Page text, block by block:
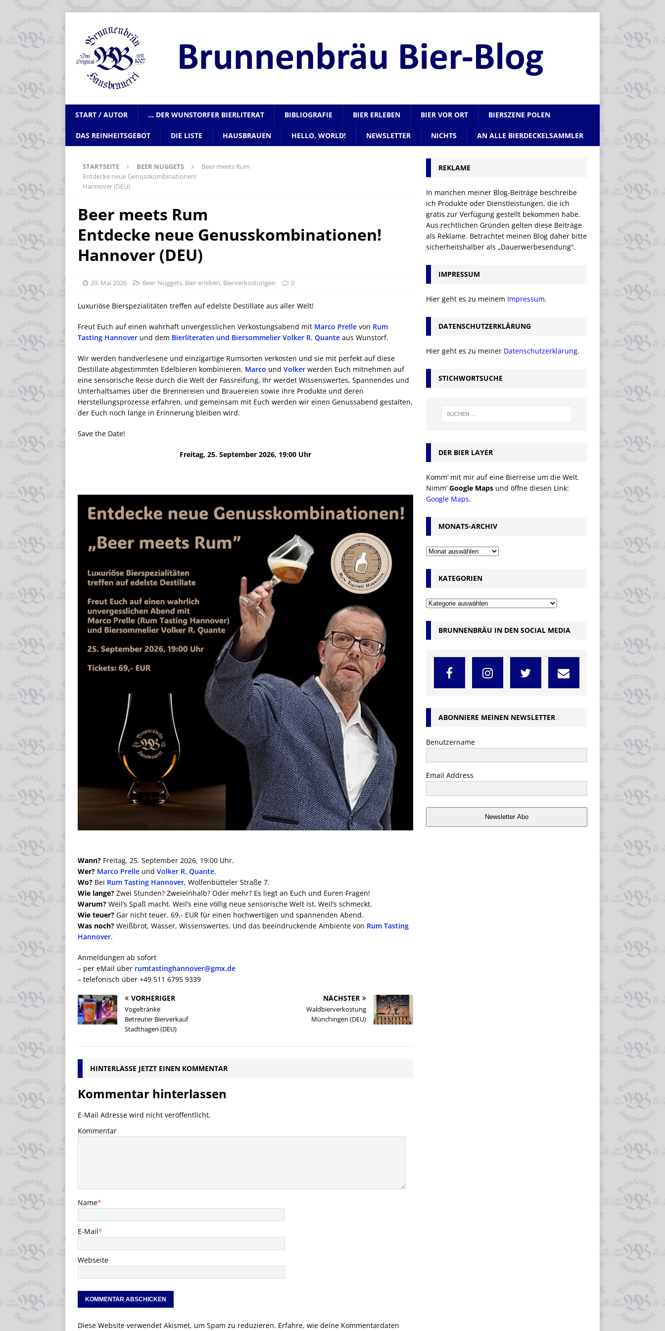
START / AUTOR … DER WUNSTORFER BIERLITERAT BIBLIOGRAFIE BIER ERLEBEN BIER VOR ORT BIERSZENE POLEN
DAS REINHEITSGEBOT DIE LISTE HAUSBRAUEN HELLO, WORLD! NEWSLETTER NICHTS AN ALLE BIERDECKELSAMMLER
STARTSEITE BEER NUGGETS
Beer meets Rum
Entdecke neue Genusskombinationen!
Hannover (DEU)
Beer meets Rum
Entdecke neue Genusskombinationen!
Hannover (DEU)
29. Mai 2026 Beer Nuggets, Bier erleben, Bierverkostungen 0
Luxuriöse Bierspezialitäten treffen auf edelste Destillate aus aller Welt!
Freut Euch auf einen wahrhaft unvergesslichen Verkostungsabend mit Marco Prelle von Rum
Tasting Hannover und dem Bierliteraten und Biersommelier Volker R. Quante aus Wunstorf.
Wir werden handverlesene und einzigartige Rumsorten verkosten und sie mit perfekt auf diese
Destillate abgestimmten Edelbieren kombinieren. Marco und Volker werden Euch mitnehmen auf
eine sensorische Reise durch die Welt der Fassreifung, Ihr werdet Wissenswertes, Spannendes und
Unterhaltsames über die Brennereien und Brauereien sowie ihre Produkte und deren
Herstellungsprozesse erfahren, und gemeinsam mit Euch werden wir einen Genussabend gestalten,
der Euch noch lange in Erinnerung bleiben wird.
Save the Date!
Freitag, 25. September 2026, 19:00 Uhr
Wann? Freitag, 25. September 2026, 19:00 Uhr.
Wer? Marco Prelle und Volker R. Quante.
Wo? Bei Rum Tasting Hannover, Wolfenbütteler Straße 7.
Wie lange? Zwei Stunden? Zweieinhalb? Oder mehr? Es liegt an Euch und Euren Fragen!
Warum? Weil’s Spaß macht. Weil’s eine völlig neue sensorische Welt ist. Weil’s schmeckt.
Wie teuer? Gar nicht teuer. 69,- EUR für einen hochwertigen und spannenden Abend.
Was noch? Weißbrot, Wasser, Wissenswertes. Und das beeindruckende Ambiente von Rum Tasting
Hannover.
Anmeldungen ab sofort
– per eMail über rumtastinghannover@gmx.de
– telefonisch über +49 511 6795 9339
VORHERIGER
Vogeltränke
Betreuter Bierverkauf
Stadthagen (DEU)
NÄCHSTER
Waldbierverkostung
Münchingen (DEU)
HINTERLASSE JETZT EINEN KOMMENTAR
Kommentar hinterlassen
E-Mail Adresse wird nicht veröffentlicht.
Kommentar
Name*
E-Mail*
Webseite
Diese Website verwendet Akismet, um Spam zu reduzieren. Erfahre, wie deine Kommentardaten
REKLAME
In manchen meiner Blog-Beiträge beschreibe
ich Produkte oder Dienstleistungen, die ich
gratis zur Verfügung gestellt bekommen habe.
Aus rechtlichen Gründen gelten diese Beiträge
als Reklame. Betrachtet meinen Blog daher bitte
sicherheitshalber als „Dauerwerbesendung“.
IMPRESSUM
Hier geht es zu meinem Impressum.
DATENSCHUTZERKLÄRUNG
Hier geht es zu meiner Datenschutzerklärung.
STICHWORTSUCHE
DER BIER LAYER
Komm’ mit mir auf eine Bierreise um die Welt.
Nimm’ Google Maps und öffne diesen Link:
Google Maps.
MONATS-ARCHIV
KATEGORIEN
BRUNNENBRÄU IN DEN SOCIAL MEDIA
ABONNIERE MEINEN NEWSLETTER
Benutzername
Email Address
Newsletter Abo